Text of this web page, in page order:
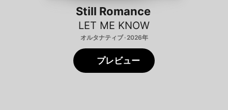
Still Romance
LET ME KNOW
オルタナティブ · 2026年
プレビュー